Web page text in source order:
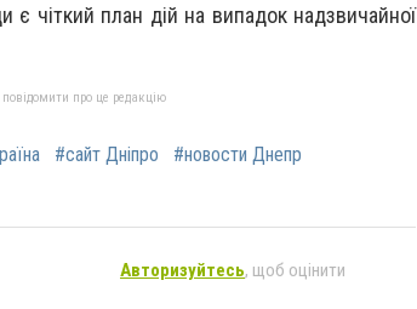
є чіткий план дій на випадок надзвичайної
про це редакцію
#сайт Дніпро
#новости Днепр
Авторизуйтесь, щоб оцінити